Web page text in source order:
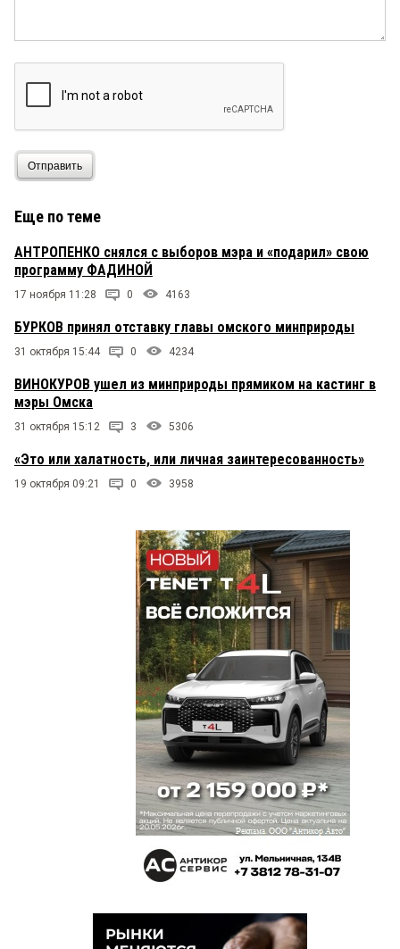
Отправить
Еще по теме
АНТРОПЕНКО снялся с выборов мэра и «подарил» свою
программу ФАДИНОЙ
17 ноября 11:28 0 4163
БУРКОВ принял отставку главы омского минприроды
31 октября 15:44 0 4234
ВИНОКУРОВ ушел из минприроды прямиком на кастинг в
мэры Омска
31 октября 15:12 3 5306
«Это или халатность, или личная заинтересованность»
19 октября 09:21 0 3958